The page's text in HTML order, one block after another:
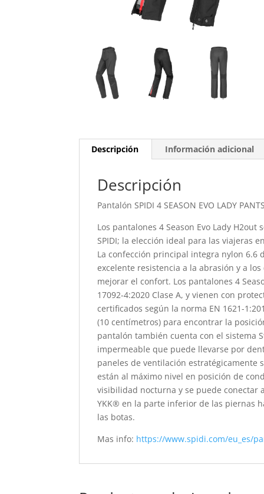
Descripción Información adicional
Descripción
Pantalón SPIDI 4 SEASON EVO LADY
Los pantalones 4 Season Evo Lady
SPIDI; la elección ideal para las viajeras
La confección principal integra nylon 6.6
excelente resistencia a la abrasión y a
mejorar el confort. Los pantalones 4
17092-4:2020 Clase A, y vienen con
certificados según la norma EN 1621-
(10 centímetros) para encontrar la
pantalón también cuenta con el sistema
impermeable que puede llevarse por
paneles de ventilación estratégicamente
están al máximo nivel en posición de
visibilidad nocturna y se puede conectar
YKK® en la parte inferior de las piernas
las botas.
Mas info: https://www.spidi.com/eu_es/